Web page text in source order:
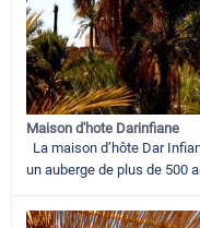
Maison d'hote Darinfiane
La maison d’hôte Dar
un auberge de plus de 500